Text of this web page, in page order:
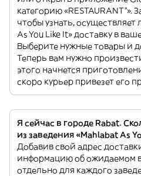
категорию «RESTAURANT”».
чтобы узнать, осуществляет
As You Like It» доставку в
Выберите нужные товары и
Теперь вам нужно
этого начнется
скоро курьер привезет его
Я сейчас в городе Rabat.
из заведения «Mahlabat As
Добавив свой адрес
информацию об ожидаемом
отдельно для каждого